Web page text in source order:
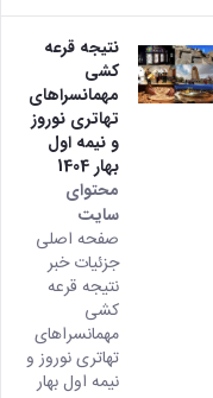
نتیجه قرعه
کشی
مهمانسراهای
تهاتری نوروز
و نیمه اول
بهار 1404
محتوای
سایت
صفحه اصلی
جزئیات خبر
نتیجه قرعه
کشی
مهمانسراهای
تهاتری نوروز و
نیمه اول بهار